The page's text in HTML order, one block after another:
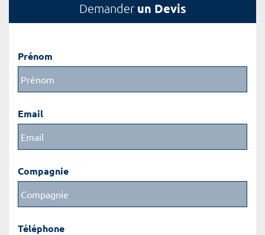
Demander un Devis
Prénom
Email
Compagnie
Téléphone